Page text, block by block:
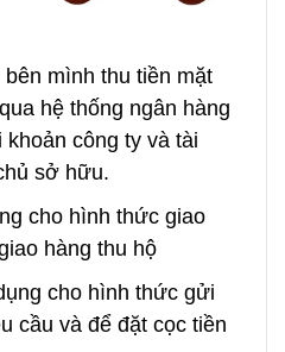
bên mình thu tiền mặt
hệ thống ngân hàng
công ty và tài
sở hữu.
cho hình thức giao
hàng thu hộ
cho hình thức gửi
cầu và để đặt cọc tiền